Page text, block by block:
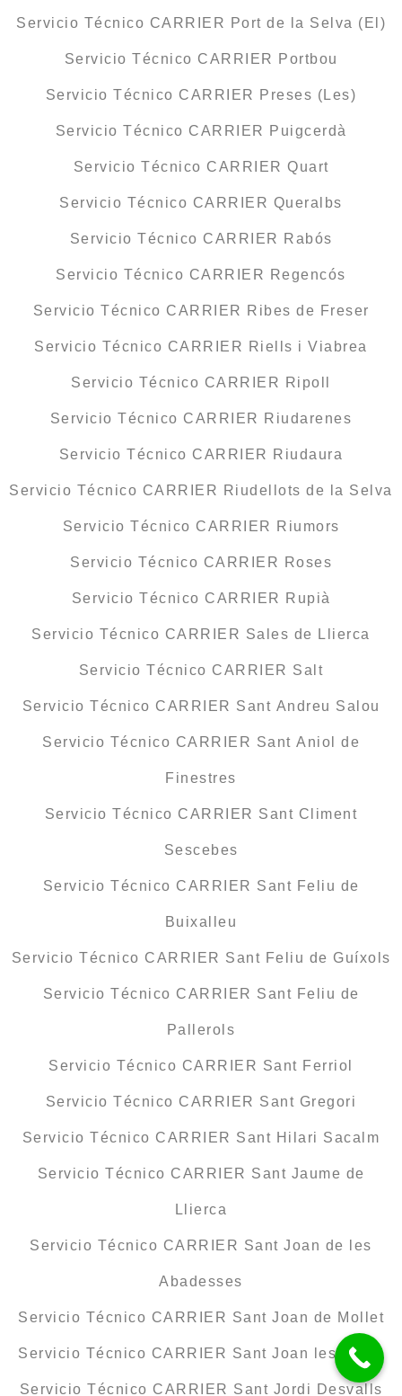
Servicio Técnico CARRIER Port de la Selva (El)
Servicio Técnico CARRIER Portbou
Servicio Técnico CARRIER Preses (Les)
Servicio Técnico CARRIER Puigcerdà
Servicio Técnico CARRIER Quart
Servicio Técnico CARRIER Queralbs
Servicio Técnico CARRIER Rabós
Servicio Técnico CARRIER Regencós
Servicio Técnico CARRIER Ribes de Freser
Servicio Técnico CARRIER Riells i Viabrea
Servicio Técnico CARRIER Ripoll
Servicio Técnico CARRIER Riudarenes
Servicio Técnico CARRIER Riudaura
Servicio Técnico CARRIER Riudellots de la Selva
Servicio Técnico CARRIER Riumors
Servicio Técnico CARRIER Roses
Servicio Técnico CARRIER Rupià
Servicio Técnico CARRIER Sales de Llierca
Servicio Técnico CARRIER Salt
Servicio Técnico CARRIER Sant Andreu Salou
Servicio Técnico CARRIER Sant Aniol de
Finestres
Servicio Técnico CARRIER Sant Climent
Sescebes
Servicio Técnico CARRIER Sant Feliu de
Buixalleu
Servicio Técnico CARRIER Sant Feliu de Guíxols
Servicio Técnico CARRIER Sant Feliu de
Pallerols
Servicio Técnico CARRIER Sant Ferriol
Servicio Técnico CARRIER Sant Gregori
Servicio Técnico CARRIER Sant Hilari Sacalm
Servicio Técnico CARRIER Sant Jaume de
Llierca
Servicio Técnico CARRIER Sant Joan de les
Abadesses
Servicio Técnico CARRIER Sant Joan de Mollet
Servicio Técnico CARRIER Sant Joan les Fonts
Servicio Técnico CARRIER Sant Jordi Desvalls